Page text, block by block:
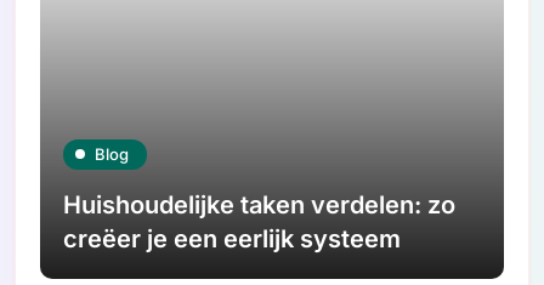
Blog
Huishoudelijke taken verdelen: zo
creëer je een eerlijk systeem